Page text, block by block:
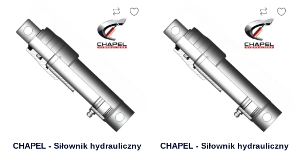
CHAPEL - Siłownik hydrauliczny
CHAPEL - Siłownik hydrauliczny